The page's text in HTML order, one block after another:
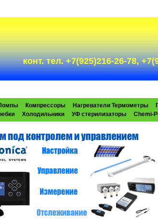
конт. тел. +7(925)216-26-78,
Компрессоры Нагреватели Термометры
Холодильники УФ стерилизаторы Chemi-